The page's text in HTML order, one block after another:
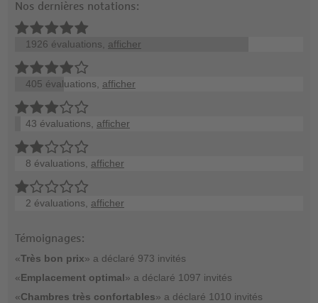
Nos dernières notations:
1926 évaluations, afficher
405 évaluations, afficher
43 évaluations, afficher
8 évaluations, afficher
2 évaluations, afficher
Témoignages:
«Très bon prix» a déclaré 973 invités
«Emplacement optimal» a déclaré 1097 invités
«Chambres très confortables» a déclaré 1010 invités